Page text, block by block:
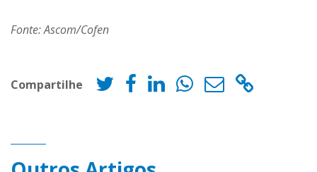
Fonte: Ascom/Cofen
Compartilhe